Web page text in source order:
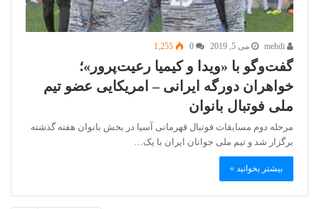
می 5, 2019 1,255
گفت‌وگو با «ویدا و کیمیا رعیت‌پرور»؛
خواهران دورگه ایرانی – امریکایی عضو تیم
ملی فوتبال بانوان
مرحله دوم مسابقات فوتبال قهرمانی آسیا در بخش بانوان هفته گذشته
برگزار شد و تیم ملی جوانان ایران با یک…
بیشتر بخوانید »